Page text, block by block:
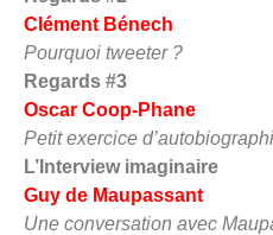
Clément Bénech
Pourquoi tweeter ?
Regards #3
Oscar Coop-Phane
Petit exercice
L’Interview imaginaire
Guy de Maupassant
Une conversation avec